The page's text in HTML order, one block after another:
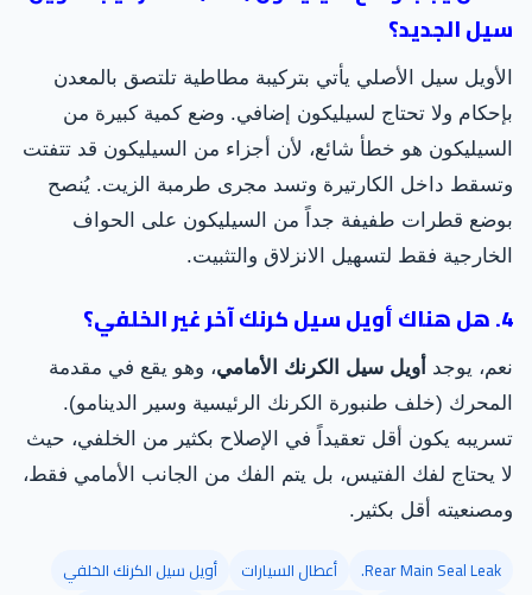
سيل الجديد؟
الأويل سيل الأصلي يأتي بتركيبة مطاطية تلتصق بالمعدن
بإحكام ولا تحتاج لسيليكون إضافي. وضع كمية كبيرة من
السيليكون هو خطأ شائع، لأن أجزاء من السيليكون قد تتفتت
وتسقط داخل الكارتيرة وتسد مجرى طرمبة الزيت. يُنصح
بوضع قطرات طفيفة جداً من السيليكون على الحواف
الخارجية فقط لتسهيل الانزلاق والتثبيت.
4. هل هناك أويل سيل كرنك آخر غير الخلفي؟
نعم، يوجد أويل سيل الكرنك الأمامي، وهو يقع في مقدمة
المحرك (خلف طنبورة الكرنك الرئيسية وسير الدينامو).
تسريبه يكون أقل تعقيداً في الإصلاح بكثير من الخلفي، حيث
لا يحتاج لفك الفتيس، بل يتم الفك من الجانب الأمامي فقط،
ومصنعيته أقل بكثير.
Rear Main Seal Leak. أعطال السيارات
أويل سيل الكرنك الخلفي